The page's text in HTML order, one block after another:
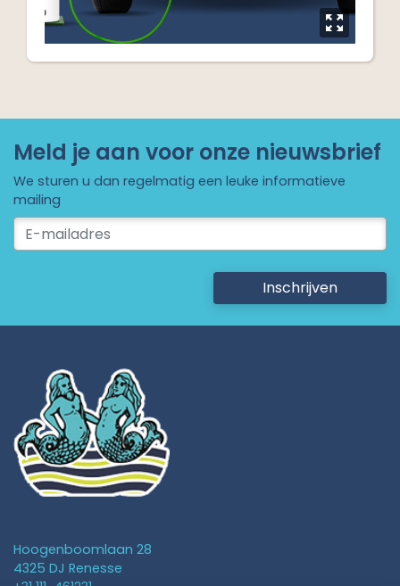
y
Meld je aan voor onze nieuwsbrief
We sturen u dan regelmatig een leuke informatieve
mailing
Inschrijven
Hoogenboomlaan 28
4325 DJ Renesse